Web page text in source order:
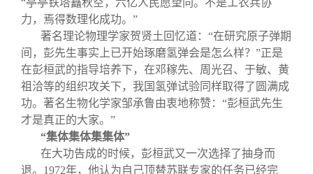
“亭亭铁塔矗秋空，六亿人民愿望同。不是工农兵协
力，焉得数理化成功。”
著名理论物理学家贺贤土回忆道：“在研究原子弹期
间，彭先生事实上已开始琢磨氢弹会是怎么样？”正是
在彭桓武的指导培养下，在邓稼先、周光召、于敏、黄
祖洽等的组织攻关下，我国氢弹试验同样取得了圆满成
功。著名生物化学家邹承鲁由衷地称赞：“彭桓武先生
才是真正的大家。”
“集体集体集集体”
在大功告成的时候，彭桓武又一次选择了抽身而
退。 1972年，他认为自己顶替苏联专家的任务已经完